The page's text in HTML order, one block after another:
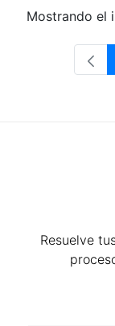
Mostrando el
Resuelve